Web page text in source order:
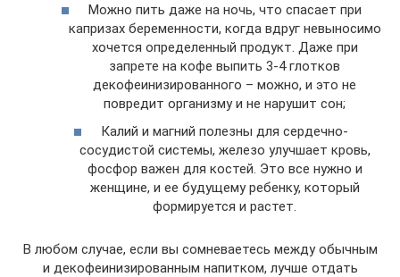
Можно пить даже на ночь, что спасает при
капризах беременности, когда вдруг невыносимо
хочется определенный продукт. Даже при
запрете на кофе выпить 3-4 глотков
декофеинизированного – можно, и это не
повредит организму и не нарушит сон;
Калий и магний полезны для сердечно-
сосудистой системы, железо улучшает кровь,
фосфор важен для костей. Это все нужно и
женщине, и ее будущему ребенку, который
формируется и растет.
В любом случае, если вы сомневаетесь между обычным
и декофеинизированным напитком, лучше отдать